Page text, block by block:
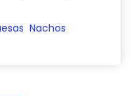
Nachos